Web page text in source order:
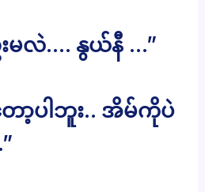
မလဲ…. နွယ်နီ …”
ော့ပါဘူး.. အိမ်ကိုပဲ